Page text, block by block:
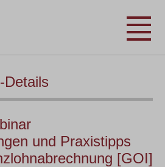
Details
und Praxistipps
[GOI]